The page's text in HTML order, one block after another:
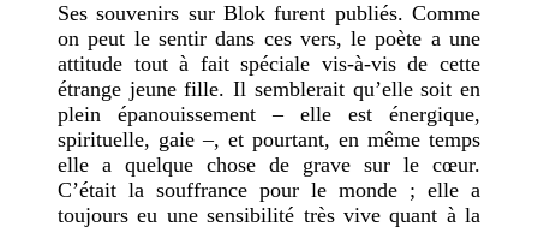
Ses souvenirs sur Blok furent publiés. Comme
on peut le sentir dans ces vers, le poète a une
attitude tout à fait spéciale vis-à-vis de cette
étrange jeune fille. Il semblerait qu’elle soit en
plein épanouissement – elle est énergique,
spirituelle, gaie –, et pourtant, en même temps
elle a quelque chose de grave sur le cœur.
C’était la souffrance pour le monde ; elle a
toujours eu une sensibilité très vive quant à la